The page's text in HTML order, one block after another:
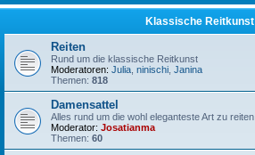
Klassische Reitkunst
Reiten
Rund um die klassische Reitkunst
Moderatoren: Julia ninischi Janina
Themen: 818
Damensattel
Alles rund um die wohl eleganteste Art zu reiten
Moderator: Josatianma
Themen: 60